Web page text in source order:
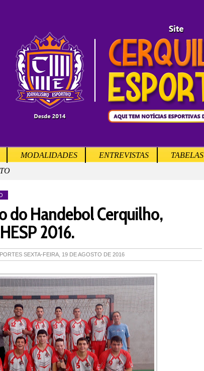
MODALIDADES ENTREVISTAS TABELAS
do Handebol Cerquilho,
2016.
SEXTA-FEIRA, 19 DE AGOSTO DE 2016